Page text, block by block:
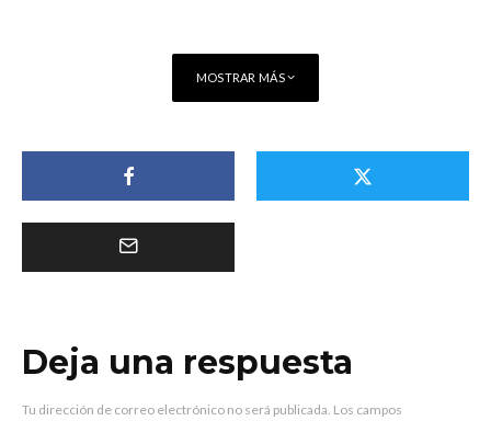
MOSTRAR MÁS
Deja una respuesta
Tu dirección de correo electrónico no será publicada. Los campos